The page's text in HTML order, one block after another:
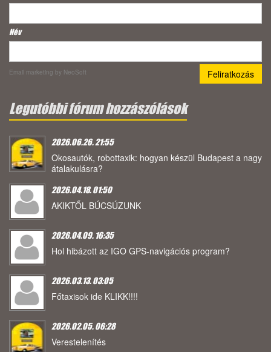
Név
Email marketing by NeoSoft
Legutóbbi fórum hozzászólások
2026.06.26. 21:55
Okosautók, robottaxik: hogyan készül Budapest a nagy
átalakulásra?
2026.04.18. 01:50
AKIKTŐL BÚCSÚZUNK
2026.04.09. 16:35
Hol hibázott az IGO GPS-navigációs program?
2026.03.13. 03:05
Főtaxisok ide KLIKK!!!!
2026.02.05. 06:28
Verestelenítés